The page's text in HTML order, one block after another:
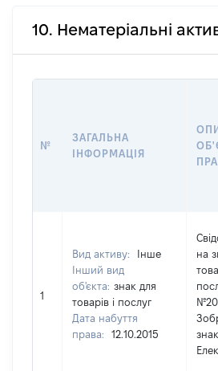
10. Нематеріальні
№
ЗАГАЛЬНА
ІНФОРМАЦІЯ
1
Вид активу:
Інше
Інший вид
об'єкта: знак для
товарів і послуг
Дата набуття
права:
12.10.2015
на